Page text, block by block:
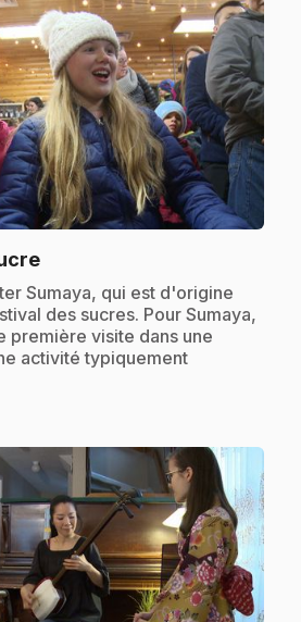
.
Sumaya, qui est d'origine
des sucres. Pour Sumaya,
première visite dans une
activité typiquement